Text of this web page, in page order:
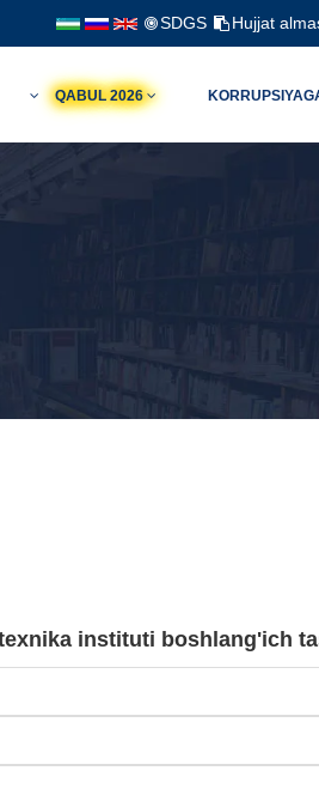
SDGS Hujjat
QABUL 2026
instituti boshlang'ich